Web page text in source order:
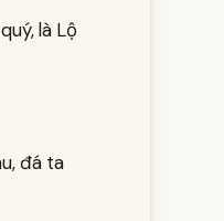
là Lộ
đá ta